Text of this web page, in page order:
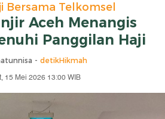
Bersama Telkomsel
Aceh Menangis
Panggilan Haji
- detikHikmah
15 Mei 2026 13:00 WIB